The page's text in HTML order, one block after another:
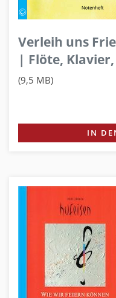
Verleih uns
| Flöte,
(9,5 MB)
IN